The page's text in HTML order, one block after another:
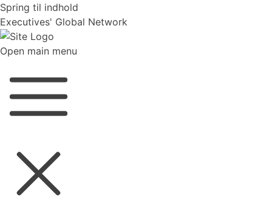
Spring til indhold
Executives' Global Network
Open main menu